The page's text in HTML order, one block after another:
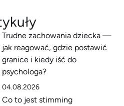
Trudne zachowania dziecka —
jak reagować, gdzie postawić
granice i kiedy iść do
psychologa?
04.08.2026
Co to jest stimming